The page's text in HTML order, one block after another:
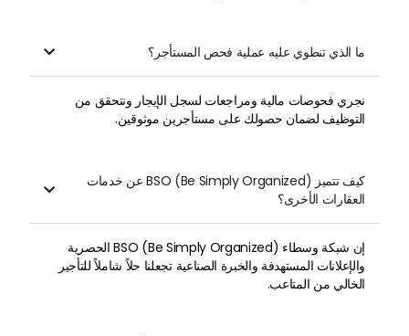
ما الذي تنطوي عليه عملية فحص المستأجر؟ 
نجري فحوصات مالية ومراجعات لسجل الإيجار ونتحقق من
التوظيف لضمان حصولك على مستأجرين موثوقين.
كيف تتميز BSO (Be Simply Organized) عن خدمات
العقارات الأخرى؟

إن شبكة وسطاء BSO (Be Simply Organized) الحصرية
والإعلانات المستهدفة والخبرة الصناعية تجعلنا حلاً شاملاً للتأجير
الخالي من المتاعب.